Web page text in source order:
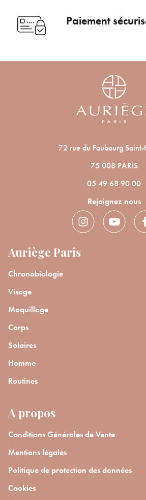
Paiement
72 rue du Faubourg Saint-
75 008 PARIS
05 49 68 90 00
Rejoignez nous
Auriège Paris
Chronobiologie
Visage
Maquillage
Corps
Solaires
Homme
Routines
A propos
Conditions Générales de Vente
Mentions légales
Politique de protection des données
Cookies